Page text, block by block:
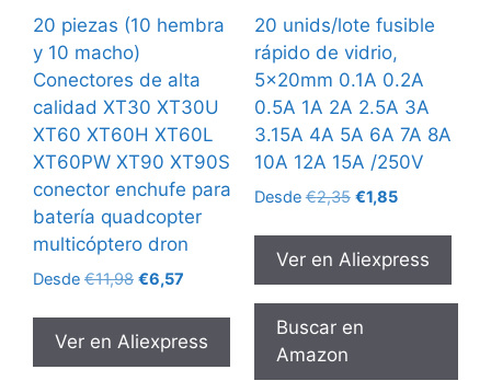
20 piezas (10 hembra
y 10 macho)
Conectores de alta
calidad XT30 XT30U
XT60 XT60H XT60L
XT60PW XT90 XT90S
conector enchufe para
batería quadcopter
multicóptero dron
Desde €11,98 El
original
era:
€11,98.
€6,57
actual
es:
€6,57.
Ver en Aliexpress
20 unids/lote fusible
rápido de vidrio,
5x20mm 0.1A 0.2A
0.5A 1A 2A 2.5A 3A
3.15A 4A 5A 6A 7A 8A
10A 12A 15A /250V
Desde€2,35 El
original
era:
€2,35.
€1,85El
actual
es:
€1,85.
Ver en Aliexpress
Buscar en
Amazon